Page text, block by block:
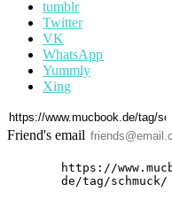
tumblr
Twitter
VK
WhatsApp
Yummly
Xing
Friend's email